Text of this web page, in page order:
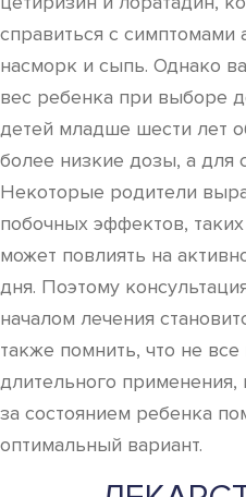
справиться с симптомами
насморк и сыпь. Однако
вес ребенка при выборе
детей младше шести лет
более низкие дозы, а для
Некоторые родители
побочных эффектов,
может повлиять на
дня. Поэтому
началом лечения
также помнить, что не
длительного
за состоянием ребенка
оптимальный вариант.